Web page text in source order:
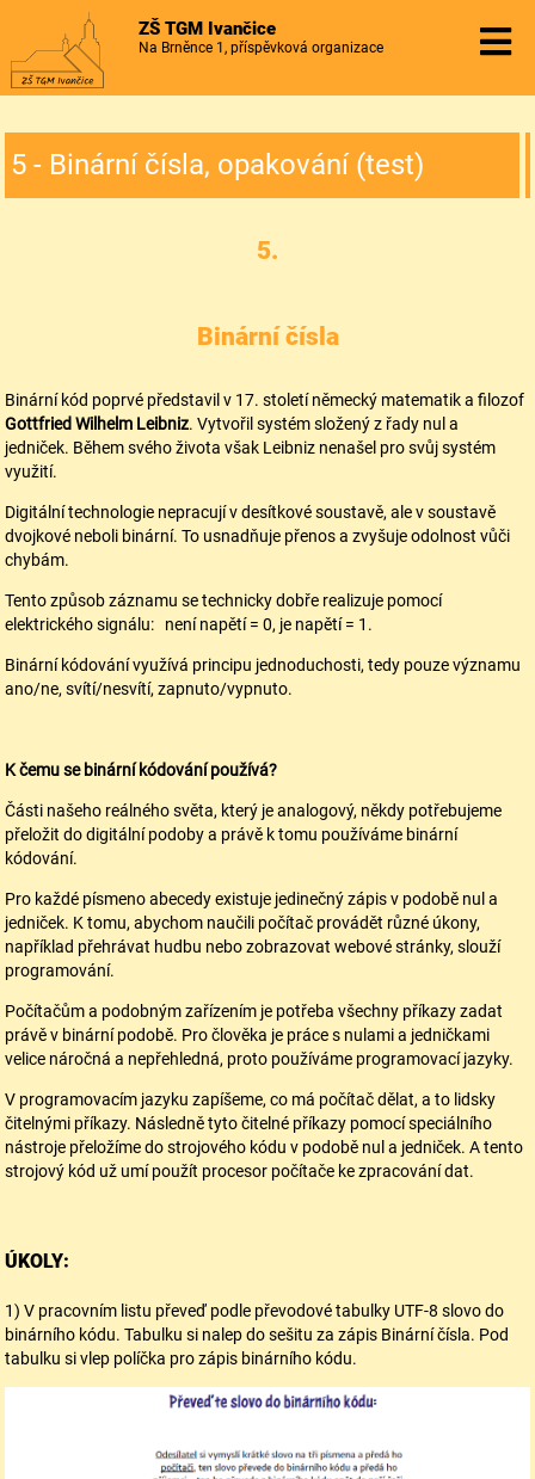
ZŠ TGM Ivančice
Na Brněnce 1, příspěvková organizace
5 - Binární čísla, opakování (test)
5.
Binární čísla
Binární kód poprvé představil v 17. století německý matematik a filozof
Gottfried Wilhelm Leibniz. Vytvořil systém složený z řady nul a
jedniček. Během svého života však Leibniz nenašel pro svůj systém
využití.
Digitální technologie nepracují v desítkové soustavě, ale v soustavě
dvojkové neboli binární. To usnadňuje přenos a zvyšuje odolnost vůči
chybám.
Tento způsob záznamu se technicky dobře realizuje pomocí
elektrického signálu: není napětí = 0, je napětí = 1.
Binární kódování využívá principu jednoduchosti, tedy pouze významu
ano/ne, svítí/nesvítí, zapnuto/vypnuto.
K čemu se binární kódování používá?
Části našeho reálného světa, který je analogový, někdy potřebujeme
přeložit do digitální podoby a právě k tomu používáme binární
kódování.
Pro každé písmeno abecedy existuje jedinečný zápis v podobě nul a
jedniček. K tomu, abychom naučili počítač provádět různé úkony,
například přehrávat hudbu nebo zobrazovat webové stránky, slouží
programování.
Počítačům a podobným zařízením je potřeba všechny příkazy zadat
právě v binární podobě. Pro člověka je práce s nulami a jedničkami
velice náročná a nepřehledná, proto používáme programovací jazyky.
V programovacím jazyku zapíšeme, co má počítač dělat, a to lidsky
čitelnými příkazy. Následně tyto čitelné příkazy pomocí speciálního
nástroje přeložíme do strojového kódu v podobě nul a jedniček. A tento
strojový kód už umí použít procesor počítače ke zpracování dat.
ÚKOLY:
1) V pracovním listu převeď podle převodové tabulky UTF-8 slovo do
binárního kódu. Tabulku si nalep do sešitu za zápis Binární čísla. Pod
tabulku si vlep políčka pro zápis binárního kódu.